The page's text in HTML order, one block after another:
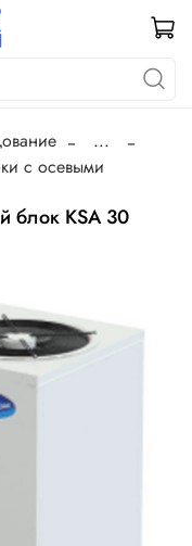
...
с осевыми
блок KSA 30